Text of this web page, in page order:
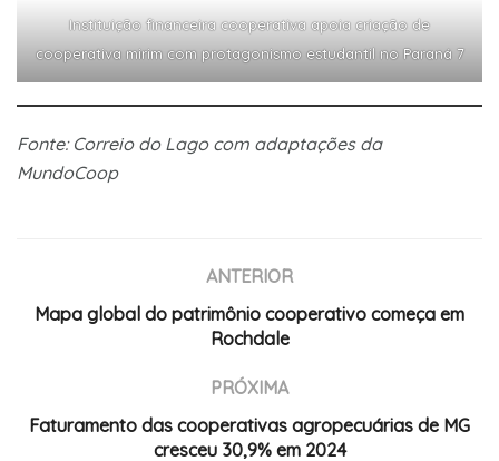
Instituição financeira cooperativa apoia criação de
cooperativa mirim com protagonismo estudantil no Paraná 7
Fonte: Correio do Lago com adaptações da
MundoCoop
ANTERIOR
Mapa global do patrimônio cooperativo começa em
Rochdale
PRÓXIMA
Faturamento das cooperativas agropecuárias de MG
cresceu 30,9% em 2024